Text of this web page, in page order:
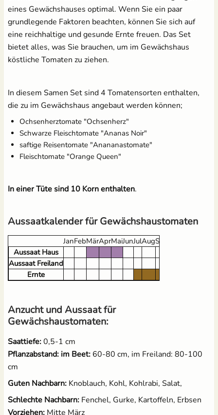
Brennnesseljauche - Bio
18 Anzuchttöpfe aus
Zellulosefasern
2,95 €
Kokos Quellerde zur
Anzucht (1 Liter)
17,99 €
eines Gewächshauses optimal. Wenn Sie ein paar
grundlegende Faktoren beachten, können Sie sich auf
eine reichhaltige und gesunde Ernte freuen. Das Set
bietet alles, was Sie brauchen, um im Gewächshaus
köstliche Tomaten zu ziehen.
In diesem Samen Set sind 4 Tomatensorten enthalten,
die zu im Gewächshaus angebaut werden können;
Ochsenherztomate "Ochsenherz"
Schwarze Fleischtomate "Ananas Noir"
saftige Reisentomate "Anananastomate"
Fleischtomate "Orange Queen"
In einer Tüte sind 10 Korn enthalten.
Aussaatkalender für Gewächshaustomaten
JanFebMärAprMaiJunJulAugSep
Aussaat Haus
Aussaat Freiland
Ernte
Anzucht und Aussaat für
Gewächshaustomaten:
Saattiefe:0,5-1 cm
Pflanzabstand: im Beet: 60-80 cm, im Freiland: 80-100
cm
Guten Nachbarn: Knoblauch, Kohl, Kohlrabi, Salat,
Schlechte Nachbarn: Fenchel, Gurke, Kartoffeln, Erbsen
Vorziehen: Mitte März